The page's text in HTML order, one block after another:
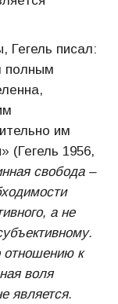
Гегель писал:
полным
им
(Гегель 1956,
свобода –
а не
отношению к
воля
является.